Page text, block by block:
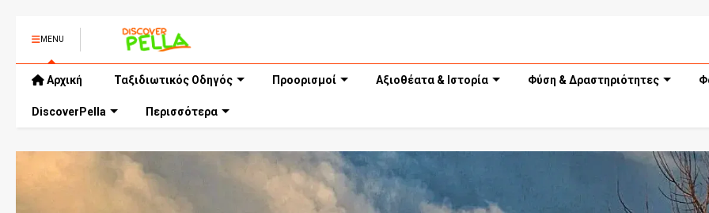
MENU
Αρχική Ταξιδιωτικός Οδηγός Προορισμοί Αξιοθέατα & Ιστορία Φύση & Δραστηριότητες
DiscoverPella Περισσότερα